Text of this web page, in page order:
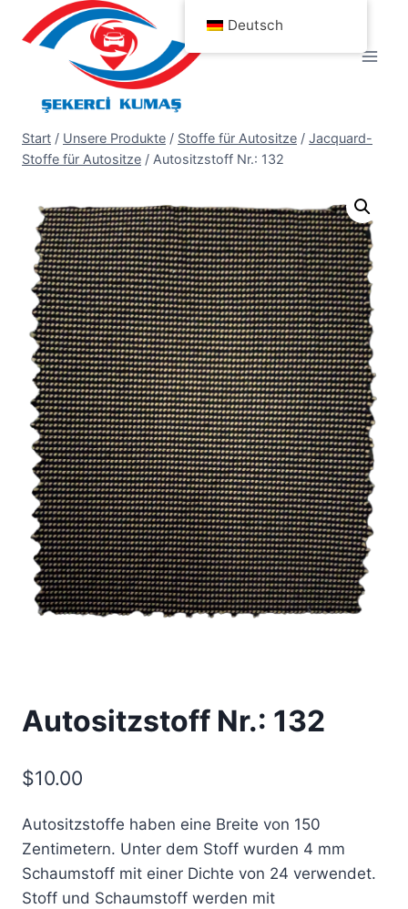
Inhalt
Start / Unsere Produkte / Stoffe für Autositze / Jacquard-
Stoffe für Autositze / Autositzstoff Nr.: 132
Autositzstoff Nr.: 132
$10.00
Autositzstoffe haben eine Breite von 150
Zentimetern. Unter dem Stoff wurden 4 mm
Schaumstoff mit einer Dichte von 24 verwendet.
Stoff und Schaumstoff werden mit
Deutsch